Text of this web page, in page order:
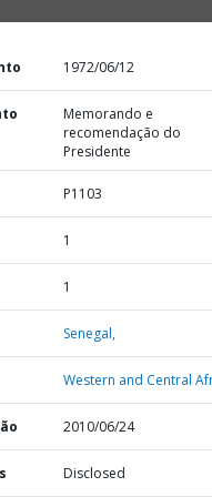
1972/06/12
Memorando e
recomendação do
Presidente
P1103
1
1
Senegal,
Western and Central
2010/06/24
Disclosed